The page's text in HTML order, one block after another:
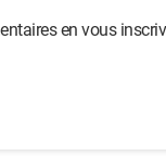
en vous